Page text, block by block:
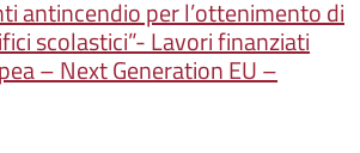
antincendio per l’ottenimento di
scolastici”- Lavori finanziati
– Next Generation EU –